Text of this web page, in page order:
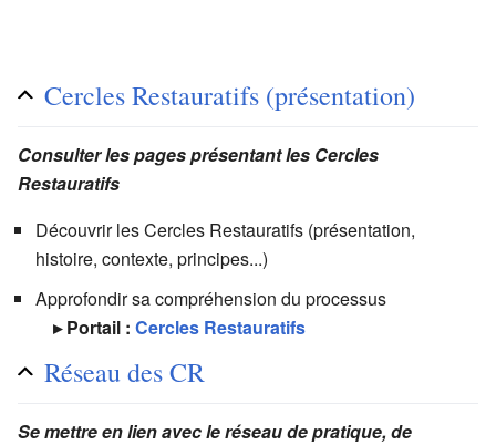
Cercles Restauratifs (présentation)
Consulter les pages présentant les Cercles
Restauratifs
Découvrir les Cercles Restauratifs (présentation,
histoire, contexte, principes...)
Approfondir sa compréhension du processus
▸ Portail : Cercles Restauratifs
Réseau des CR
Se mettre en lien avec le réseau de pratique, de